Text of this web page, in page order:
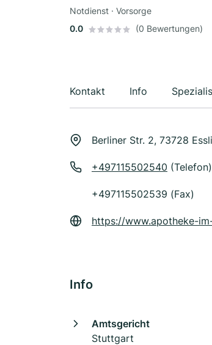
Notdienst · Vorsorge
0.0
(0 Bewertungen)
Kontakt Info
Berliner Str. 2, 73728
+497115502540 (Telefon)
+497115502539 (Fax)
https://www.apotheke-
Info
Amtsgericht
Stuttgart